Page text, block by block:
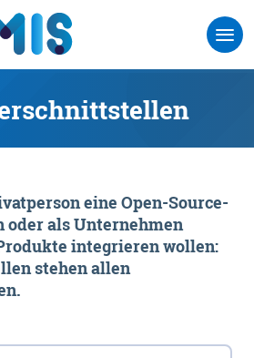
eine Open-Source-
oder als Unternehmen
integrieren wollen:
stehen allen